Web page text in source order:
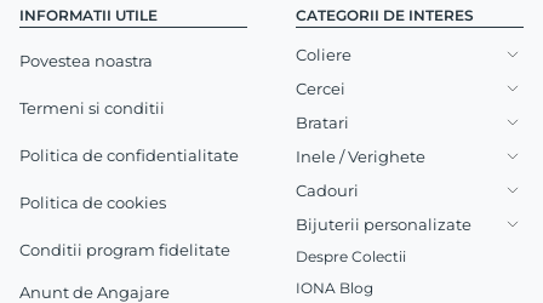
INFORMATII UTILE
Povestea noastra
Termeni si conditii
Politica de confidentialitate
Politica de cookies
Conditii program fidelitate
Anunt de Angajare
CATEGORII DE INTERES
Coliere
Cercei
Bratari
Inele / Verighete
Cadouri
Bijuterii personalizate
Despre Colectii
IONA Blog